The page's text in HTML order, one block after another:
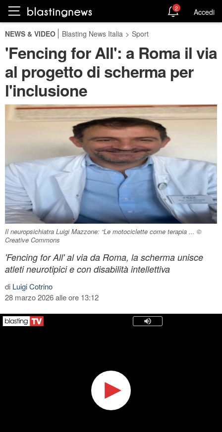
2 Accedi
NEWS & VIDEO Blasting News Italia > Sport
'Fencing for All': a Roma il via
al progetto di scherma per
l'inclusione
Il neuropsichiatra Luigi Mazzone: “Le motociclette come terapia ... ©
Creative Commons
'Fencing for All' al via da Roma, la scherma unisce
atleti neurotipici e con disabilità intellettiva
di Luigi Cotrino
28 marzo 2026 alle ore 13:12